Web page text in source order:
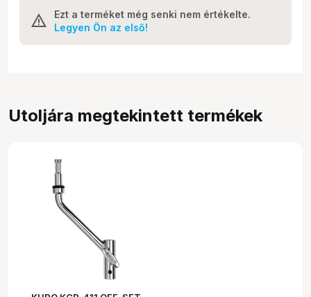
Ezt a terméket még senki nem értékelte.
Legyen Ön az első!
Utoljára megtekintett termékek